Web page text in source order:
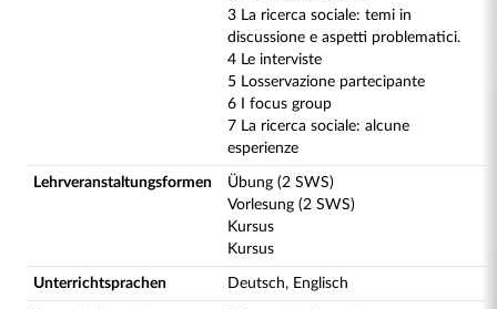
3 La ricerca sociale: temi in
discussione e aspetti problematici.
4 Le interviste
5 Losservazione partecipante
6 I focus group
7 La ricerca sociale: alcune
esperienze
Lehrveranstaltungsformen
Übung (2 SWS)
Vorlesung (2 SWS)
Kursus
Kursus
Unterrichtsprachen Deutsch, Englisch